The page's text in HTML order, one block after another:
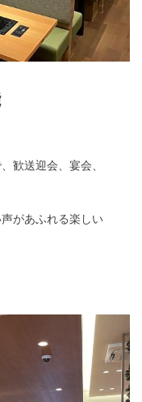
歓送迎会、宴会、
があふれる楽しい